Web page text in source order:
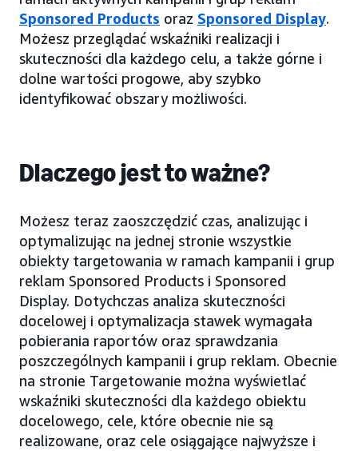
Sponsored Products oraz Sponsored Display.
Możesz przeglądać wskaźniki realizacji i
skuteczności dla każdego celu, a także górne i
dolne wartości progowe, aby szybko
identyfikować obszary możliwości.
Dlaczego jest to ważne?
Możesz teraz zaoszczędzić czas, analizując i
optymalizując na jednej stronie wszystkie
obiekty targetowania w ramach kampanii i grup
reklam Sponsored Products i Sponsored
Display. Dotychczas analiza skuteczności
docelowej i optymalizacja stawek wymagała
pobierania raportów oraz sprawdzania
poszczególnych kampanii i grup reklam. Obecnie
na stronie Targetowanie można wyświetlać
wskaźniki skuteczności dla każdego obiektu
docelowego, cele, które obecnie nie są
realizowane, oraz cele osiągające najwyższe i